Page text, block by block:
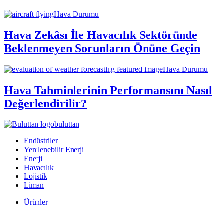
Hava Durumu
Hava Zekâsı İle Havacılık Sektöründe
Beklenmeyen Sorunların Önüne Geçin
Hava Durumu
Hava Tahminlerinin Performansını Nasıl
Değerlendirilir?
buluttan
Endüstriler
Yenilenebilir Enerji
Enerji
Havacılık
Lojistik
Liman
Ürünler